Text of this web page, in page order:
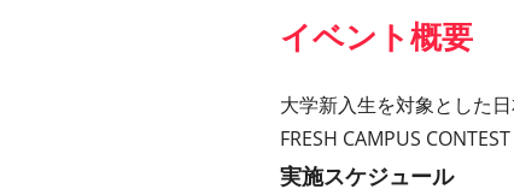
イベント概要
大学新入生を対象とした
FRESH CAMPUS
実施スケジュール